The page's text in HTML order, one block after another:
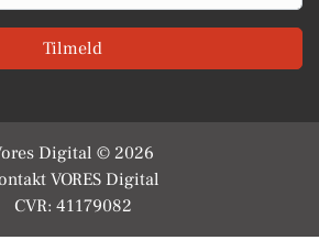
Tilmeld
Digital © 2026
VORES Digital
CVR: 41179082